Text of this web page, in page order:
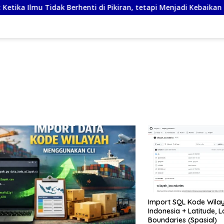
Tidak Berhenti di Pikiran, tetapi Menjadi Kebaikan
Import SQL Kode
Indonesia + Latitude,
Boundaries (Spasial)